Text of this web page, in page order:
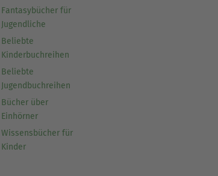
Fantasybücher für
Jugendliche
Beliebte
Kinderbuchreihen
Beliebte
Jugendbuchreihen
Bücher über
Einhörner
Wissensbücher für
Kinder